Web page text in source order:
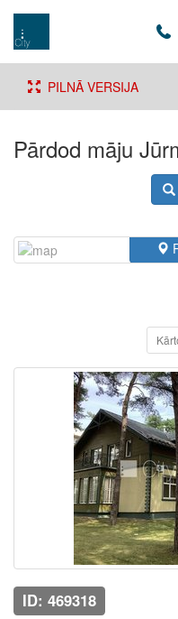
PILNĀ VERSIJA
Pārdod māju
ID: 469318